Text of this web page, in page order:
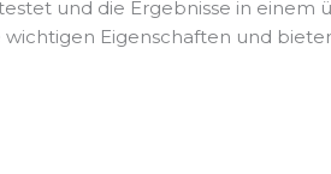
und die Ergebnisse in einem
Eigenschaften und